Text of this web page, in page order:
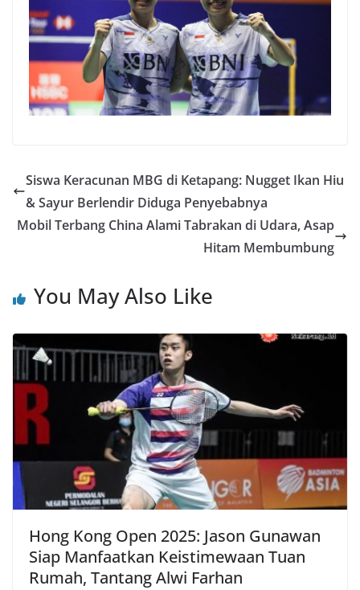
Siswa Keracunan MBG di Ketapang: Nugget Ikan Hiu
& Sayur Berlendir Diduga Penyebabnya
Mobil Terbang China Alami Tabrakan di Udara, Asap
Hitam Membumbung
You May Also Like
Hong Kong Open 2025: Jason Gunawan
Siap Manfaatkan Keistimewaan Tuan
Rumah, Tantang Alwi Farhan